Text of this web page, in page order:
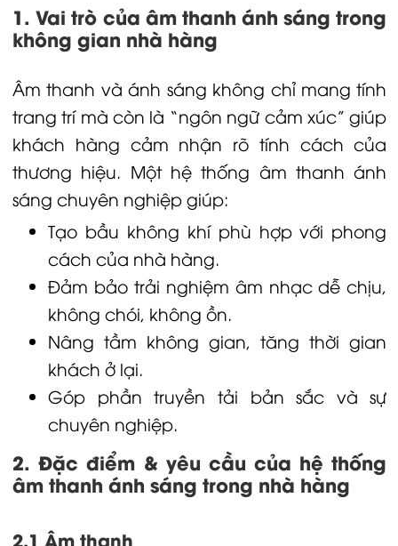
1. Vai trò của âm thanh ánh sáng trong
không gian nhà hàng
Âm thanh và ánh sáng không chỉ mang tính
trang trí mà còn là “ngôn ngữ cảm xúc” giúp
khách hàng cảm nhận rõ tính cách của
thương hiệu. Một hệ thống âm thanh ánh
sáng chuyên nghiệp giúp:
Tạo bầu không khí phù hợp với phong
cách của nhà hàng.
Đảm bảo trải nghiệm âm nhạc dễ chịu,
không chói, không ồn.
Nâng tầm không gian, tăng thời gian
khách ở lại.
Góp phần truyền tải bản sắc và sự
chuyên nghiệp.
2. Đặc điểm & yêu cầu của hệ thống
âm thanh ánh sáng trong nhà hàng
2.1 Âm thanh